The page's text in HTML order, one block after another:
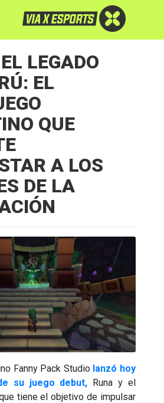
LEGADO
EL
QUE
A LOS
DE LA
Fanny Pack Studio lanzó hoy
su juego debut, Runa y el
tiene el objetivo de impulsar